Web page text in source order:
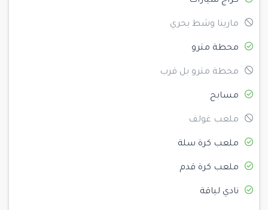
مارينا وشط بحري
محطة مترو
محطة مترو بل قرب
مسابح
ملعب غولف
ملعب كرة سلة
ملعب كرة قدم
نادي لياقة